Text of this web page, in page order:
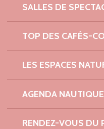
SALLES DE
TOP DES CAFÉS-
LES ESPACES
AGENDA NAUTIQUE
RENDEZ-VOUS DU
et optez pour
de ces hôtels qui
Préparez-
dans l’un des